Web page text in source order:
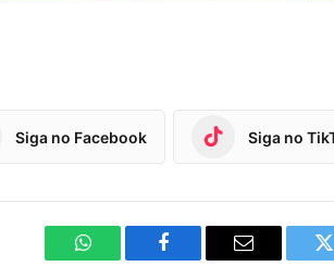
Siga no Facebook Siga no
WhatsAppFacebook Email